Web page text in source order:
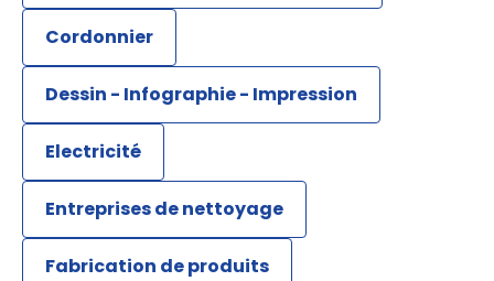
Cordonnier
Dessin - Infographie - Impression
Electricité
Entreprises de nettoyage
Fabrication de produits